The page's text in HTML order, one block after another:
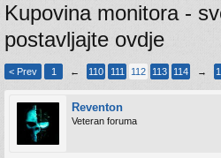
Kupovina monitora -
postavljajte ovdje
< Prev 1 ← 110 111 112 113 114 →
Reventon
Veteran foruma